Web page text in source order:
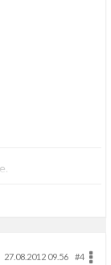
27.08.2012 09.56
#4